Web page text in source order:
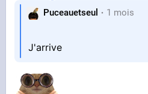
Puceauetseul 1 mois
J'arrive